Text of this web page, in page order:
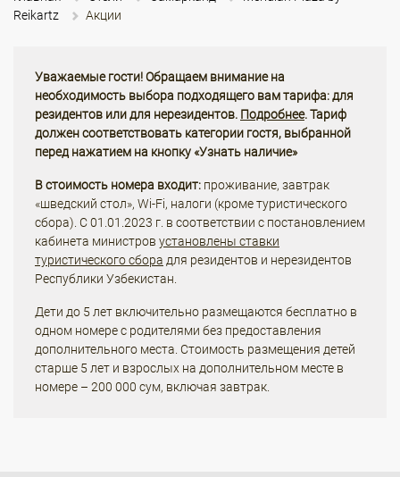
Reikartz
Акции
Уважаемые гости! Обращаем внимание на
необходимость выбора подходящего вам тарифа: для
резидентов или для нерезидентов. Подробнее. Тариф
должен соответствовать категории гостя, выбранной
перед нажатием на кнопку «Узнать наличие»
В стоимость номера входит: проживание, завтрак
«шведский стол», Wi-Fi, налоги (кроме туристического
сбора). С 01.01.2023 г. в соответствии с постановлением
кабинета министров установлены ставки
туристического сбора для резидентов и нерезидентов
Республики Узбекистан.
Дети до 5 лет включительно размещаются бесплатно в
одном номере с родителями без предоставления
дополнительного места. Стоимость размещения детей
старше 5 лет и взрослых на дополнительном месте в
номере – 200 000 сум, включая завтрак.